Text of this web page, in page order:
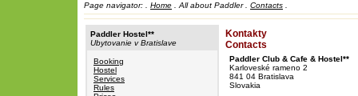
Page navigator: Home All about Paddler . Contacts
Paddler Hostel**
Ubytovanie v Bratislave
Booking
Hostel
Services
Rules
Kontakty
Contacts
Paddler Club & Cafe & Hostel**
Karloveské rameno 2
841 04 Bratislava
Slovakia